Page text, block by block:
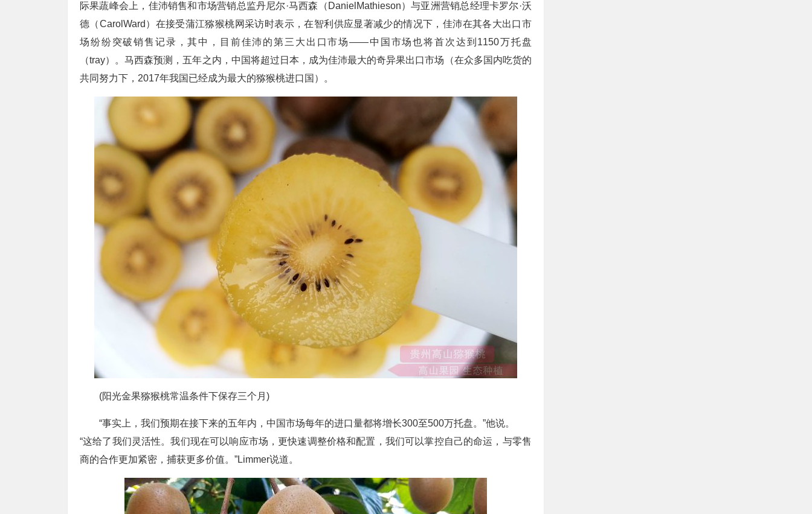
际果蔬峰会上，佳沛销售和市场营销总监丹尼尔·马西森（DanielMathieson）与亚洲营销总经理卡罗尔·沃
德（CarolWard）在接受蒲江猕猴桃网采访时表示，在智利供应显著减少的情况下，佳沛在其各大出口市
场纷纷突破销售记录，其中，目前佳沛的第三大出口市场——中国市场也将首次达到1150万托盘
（tray）。马西森预测，五年之内，中国将超过日本，成为佳沛最大的奇异果出口市场（在众多国内吃货的
共同努力下，2017年我国已经成为最大的猕猴桃进口国）。
(阳光金果猕猴桃常温条件下保存三个月)
“事实上，我们预期在接下来的五年内，中国市场每年的进口量都将增长300至500万托盘。”他说。
“这给了我们灵活性。我们现在可以响应市场，更快速调整价格和配置，我们可以掌控自己的命运，与零售
商的合作更加紧密，捕获更多价值。”Limmer说道。